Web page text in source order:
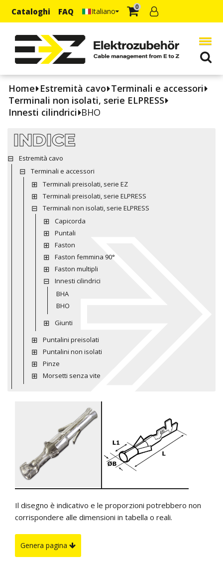
Cataloghi FAQ Italiano 0
Home Estremità cavo Terminali e accessori
Terminali non isolati, serie ELPRESS
Innesti cilindrici BHO
INDICE
Estremità cavo
Terminali e accessori
Terminali preisolati, serie EZ
Terminali preisolati, serie ELPRESS
Terminali non isolati, serie ELPRESS
Capicorda
Puntali
Faston
Faston femmina 90°
Faston multipli
Innesti cilindrici
BHA
BHO
Giunti
Puntalini preisolati
Puntalini non isolati
Pinze
Morsetti senza vite
Il disegno è indicativo e le proporzioni potrebbero non
corrispondere alle dimensioni in tabella o reali.
Genera pagina